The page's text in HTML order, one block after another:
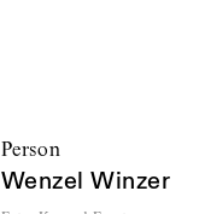
Person
Wenzel Winzer